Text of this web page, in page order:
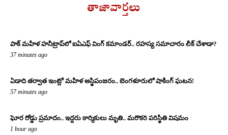
తాజావార్తలు
పాక్ మహిళ హనీట్రాప్‌లో ఐఏఎఫ్ వింగ్ కమాండర్.. రహస్య సమాచారం లీక్ చేశాడా?
37 minutes ago
ఏడాది తర్వాత ఇంట్లో మహిళ అస్థిపంజరం.. బెంగళూరులో షాకింగ్ ఘటన!
57 minutes ago
ఘోర రోడ్డు ప్రమాదం.. ఇద్దరు కార్మికులు మృతి.. మరొకరి పరిస్థితి విషమం
1 hour ago